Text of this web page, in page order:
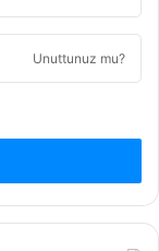
Unuttunuz mu?